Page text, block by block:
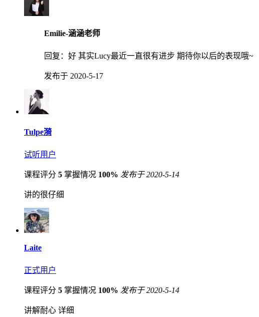
Emilie-涵涵老师
回复： 好 其实Lucy最近一直很有进步 期待你以后的表现哦~
发布于 2020-5-17
Tulpe漪
试听用户
课程评分 5 掌握情况 100% 发布于 2020-5-14
讲的很仔细
Laite
正式用户
课程评分 5 掌握情况 100% 发布于 2020-5-14
讲解耐心 详细